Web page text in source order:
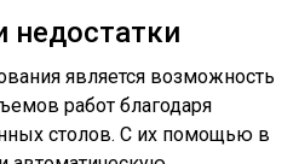
недостатки
является возможность
работ благодаря
столов. С их помощью в